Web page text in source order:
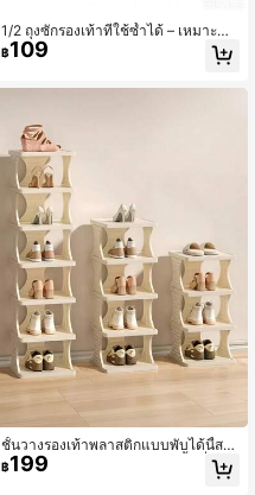
1/2 ถุงซักรองเท้าที่ใช้ซ้ำได้ – เหมาะสำ
หรับรองเท้าผ้าใบ รองเท้าตาข่าย และร
องเท้าลำลอง; ถุงซักเร็วแบบหลายประโ
฿109
ชั้นวางรองเท้าพลาสติกแบบพับได้นี้สา
มารถถอดแยกได้และประหยัดพื้นที่ เหม
าะสำหรับการจัดเก็บรองเท้าทางการขอ
฿199